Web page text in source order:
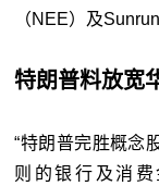
（NEE）及
特朗普料放宽
“特朗普完胜概念
则的银行及消